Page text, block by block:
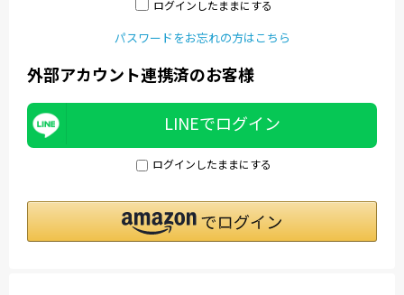
ログインしたままにする
パスワードをお忘れの方はこちら
外部アカウント連携済のお客様
LINEでログイン
ログインしたままにする